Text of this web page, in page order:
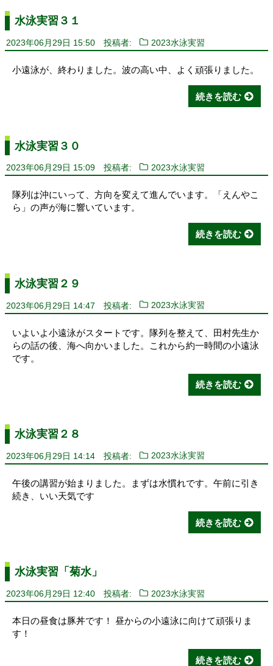
水泳実習３１
2023年06月29日 15:50 投稿者: 2023水泳実習
小遠泳が、終わりました。波の高い中、よく頑張りました。
続きを読む
水泳実習３０
2023年06月29日 15:09 投稿者: 2023水泳実習
隊列は沖にいって、方向を変えて進んでいます。「えんやこ
ら」の声が海に響いています。
続きを読む
水泳実習２９
2023年06月29日 14:47 投稿者: 2023水泳実習
いよいよ小遠泳がスタートです。隊列を整えて、田村先生か
らの話の後、海へ向かいました。これから約一時間の小遠泳
です。
続きを読む
水泳実習２８
2023年06月29日 14:14 投稿者: 2023水泳実習
午後の講習が始まりました。まずは水慣れです。午前に引き
続き、いい天気です
続きを読む
水泳実習「菊水」
2023年06月29日 12:40 投稿者: 2023水泳実習
本日の昼食は豚丼です！ 昼からの小遠泳に向けて頑張りま
す！
続きを読む